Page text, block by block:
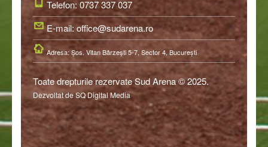
Telefon: 0737 337 037
E-mail: office@sudarena.ro
Adresa: Şos. Vitan Bârzeşti 5-7, Sector 4, Bucureşti
Toate drepturile rezervate Sud Arena © 2025.
Dezvoltat de SQ Digital Media